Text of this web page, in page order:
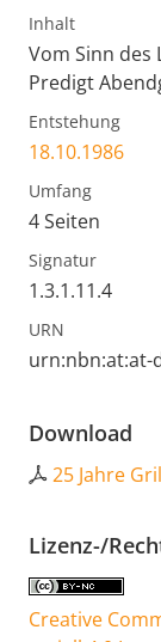
Inhalt
Vom Sinn des
Predigt
Entstehung
18.10.1986
Umfang
4 Seiten
Signatur
1.3.1.11.4
URN
urn:nbn:at:at-
Download
25 Jahre
Lizenz-/
Creative